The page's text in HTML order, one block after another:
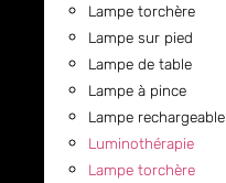
Lampe torchère
Lampe sur pied
Lampe de table
Lampe à pince
Lampe rechargeable
Luminothérapie
Lampe torchère